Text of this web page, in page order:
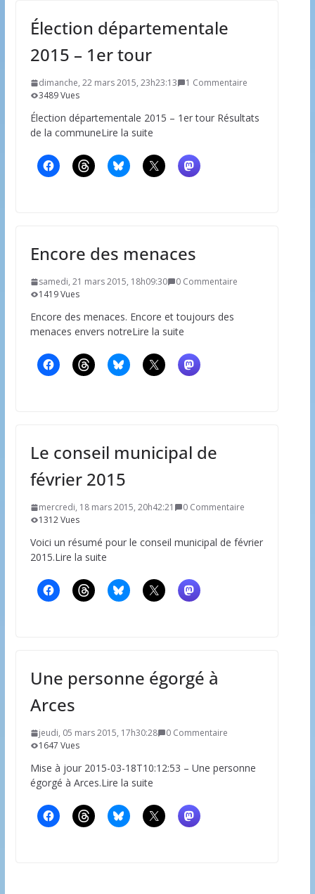
Élection départementale
2015 – 1er tour
dimanche, 22 mars 2015, 23h23:13
1 Commentaire
3489 Vues
Élection départementale 2015 – 1er tour Résultats
de la communeLire la suite
Encore des menaces
samedi, 21 mars 2015, 18h09:30
0 Commentaire
1419 Vues
Encore des menaces. Encore et toujours des
menaces envers notreLire la suite
Le conseil municipal de
février 2015
mercredi, 18 mars 2015, 20h42:21
0 Commentaire
1312 Vues
Voici un résumé pour le conseil municipal de février
2015.Lire la suite
Une personne égorgé à
Arces
jeudi, 05 mars 2015, 17h30:28
0 Commentaire
1647 Vues
Mise à jour 2015-03-18T10:12:53 – Une personne
égorgé à Arces.Lire la suite